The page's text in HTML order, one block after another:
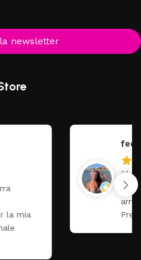
newsletter
ordinato un lettino che é
dopo pochi giorni.
la concorrenza